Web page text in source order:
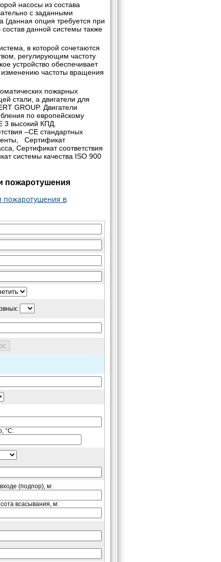
насосы из состава
с заданными
(данная опция требуется при
данной системы также
в которой сочетаются
регулирующим частоту
устройство обеспечивает
частоты вращения
пожарных
стали, а двигатели для
GROUP. Двигатели
по европейскому
3 высокий КПД.
–СЕ стандартных
Сертификат
Сертификат соответствия
системы качества ISO 900
пожаротушения
пожаротушения в
°С:
(подпор), м:
всасывания, м: